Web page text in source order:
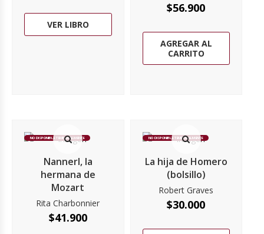
VER LIBRO
$56.900
AGREGAR AL
CARRITO
NO DISPONIBLE TEMPORALMENTE
Nannerl, la
hermana de
Mozart
Rita Charbonnier
$41.900
NO DISPONIBLE TEMPORALMENTE
La hija de Homero
(bolsillo)
Robert Graves
$30.000